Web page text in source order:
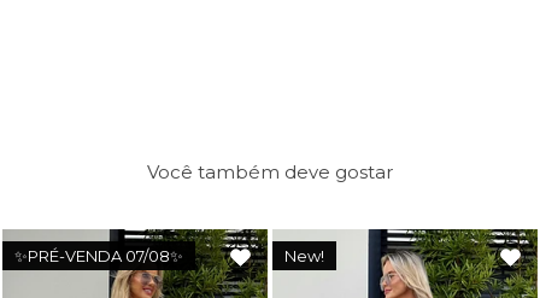
Você também deve gostar
✨PRÉ-VENDA 07/08✨ New!